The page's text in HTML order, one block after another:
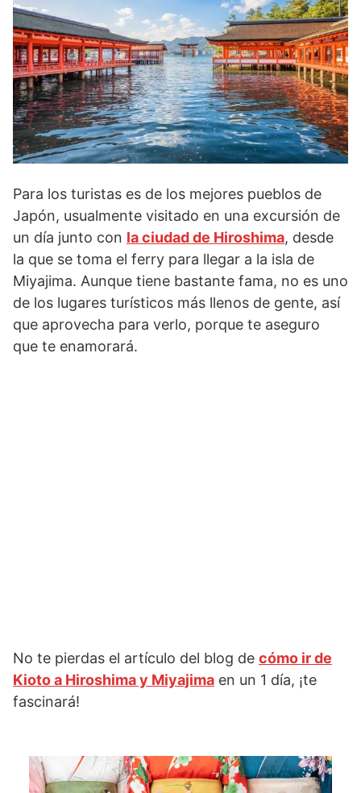
Para los turistas es de los mejores pueblos de
Japón, usualmente visitado en una excursión de
un día junto con la ciudad de Hiroshima, desde
la que se toma el ferry para llegar a la isla de
Miyajima. Aunque tiene bastante fama, no es uno
de los lugares turísticos más llenos de gente, así
que aprovecha para verlo, porque te aseguro
que te enamorará.
No te pierdas el artículo del blog de cómo ir de
Kioto a Hiroshima y Miyajima en un 1 día, ¡te
fascinará!